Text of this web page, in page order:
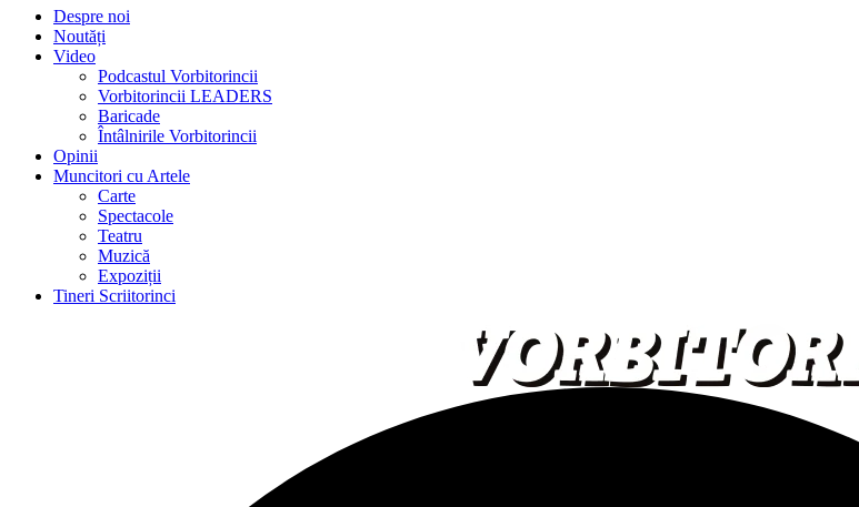
Despre noi
Noutăți
Video
Podcastul Vorbitorincii
Vorbitorincii LEADERS
Baricade
Întâlnirile Vorbitorincii
Opinii
Muncitori cu Artele
Carte
Spectacole
Teatru
Muzică
Expoziții
Tineri Scriitorinci